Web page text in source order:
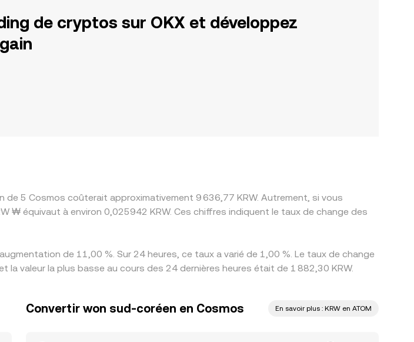
de cryptos sur OKX et développez
de 5 Cosmos coûterait approximativement 9 636,77 KRW. Autrement, si vous
₩ équivaut à environ 0,025942 KRW. Ces chiffres indiquent le taux de change des
de 11,00 %. Sur 24 heures, ce taux a varié de 1,00 %. Le taux de change
valeur la plus basse au cours des 24 dernières heures était de 1 882,30 KRW.
Convertir won sud-coréen en Cosmos En savoir plus : KRW en ATOM